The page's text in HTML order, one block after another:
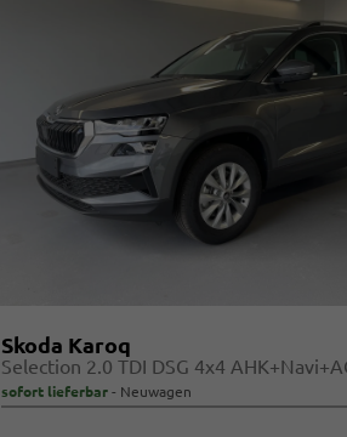
Skoda Karoq
sofort lieferbar Neuwagen